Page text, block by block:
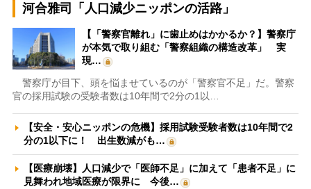
河合雅司「人口減少ニッポンの活路」
【「警察官離れ」に歯止めはかかるか？】警察庁
が本気で取り組む「警察組織の構造改革」 実
現…
警察庁が目下、頭を悩ませているのが「警察官不足」だ。警察
官の採用試験の受験者数は10年間で2分の1以…
【安全・安心ニッポンの危機】採用試験受験者数は10年間で2
分の1以下に！ 出生数減がも…
【医療崩壊】人口減少で「医師不足」に加えて「患者不足」に
見舞われ地域医療が限界に 今後…